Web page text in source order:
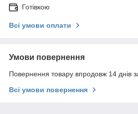
Готівкою
Всі умови оплати
Умови повернення
Повернення товару впродовж 14 днів
Всі умови повернення